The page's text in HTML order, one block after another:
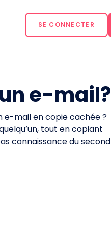
SE CONNECTER
e-mail?
e-mail en copie cachée ?
tout en copiant
connaissance du second